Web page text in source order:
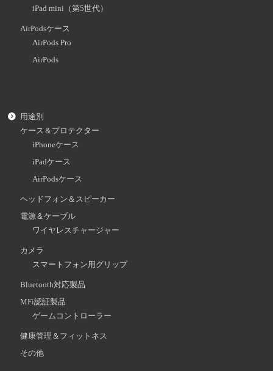
iPad mini（第5世代）
AirPodsケース
AirPods Pro
AirPods
用途別
ケース＆プロテクター
iPhoneケース
iPadケース
AirPodsケース
ヘッドフォン＆スピーカー
電源＆ケーブル
ワイヤレスチャージャー
カメラ
スマートフォン用グリップ
Bluetooth対応製品
MFi認証製品
ゲームコントローラー
健康管理＆フィットネス
その他